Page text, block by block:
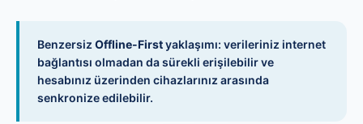
Benzersiz Offline-Firstyaklaşımı: verileriniz internet
bağlantısı olmadan da sürekli erişilebilir ve
hesabınız üzerinden cihazlarınız arasında
senkronize edilebilir.